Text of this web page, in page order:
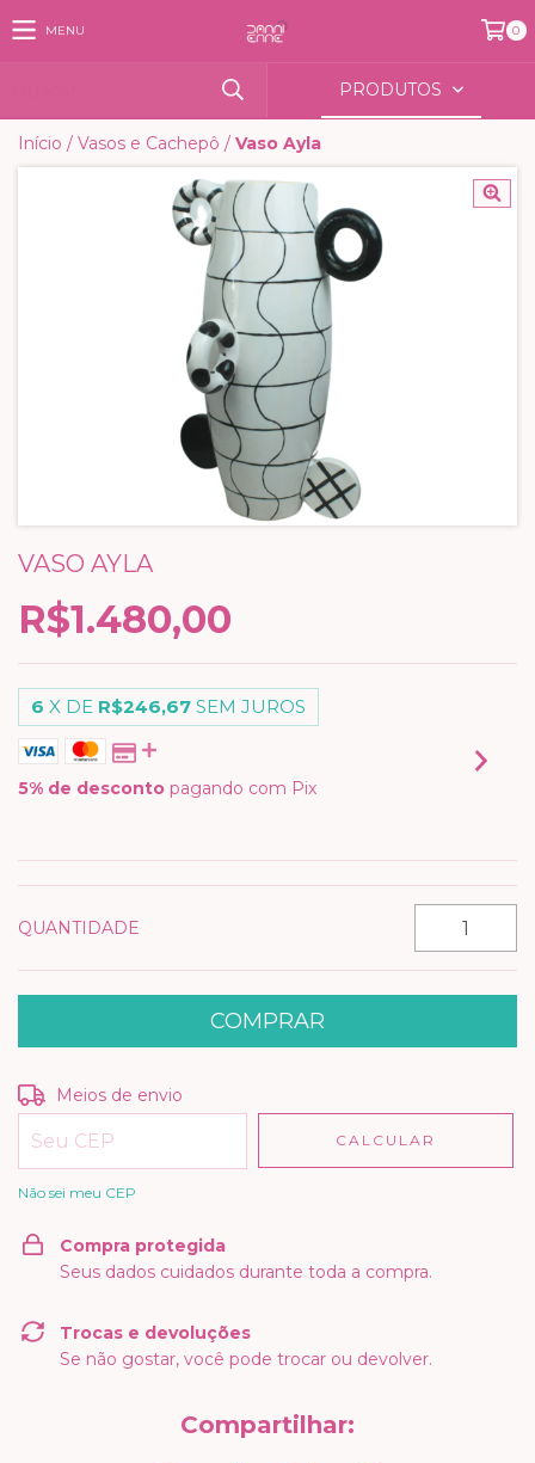
MENU 0
PRODUTOS
Início / Vasos e Cachepô / Vaso Ayla
VASO AYLA
R$1.480,00
6 X DE R$246,67 SEM JUROS
5% de desconto pagando com Pix
QUANTIDADE
Entregas para o CEP:
Meios de envio
CALCULAR
Não sei meu CEP
Compra protegida
Seus dados cuidados durante toda a compra.
Trocas e devoluções
Se não gostar, você pode trocar ou devolver.
Compartilhar: